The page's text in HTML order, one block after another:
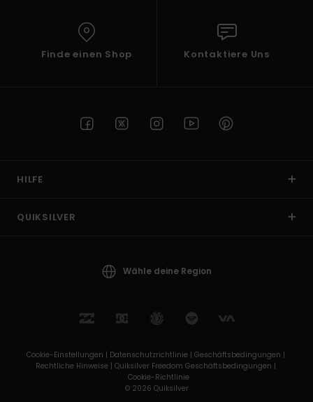
Finde einen Shop Kontaktiere Uns
HILFE
QUIKSILVER
Wähle deine Region
Cookie-Einstellungen | Datenschutzrichtlinie | Geschäftsbedingungen |
Rechtliche Hinweise | Quiksilver Freedom Geschäftsbedingungen |
Cookie-Richtlinie
© 2026 Quiksilver